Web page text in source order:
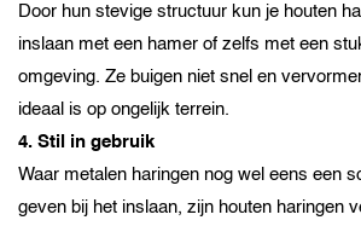
Door hun stevige structuur kun je houten
inslaan met een hamer of zelfs met een
omgeving. Ze buigen niet snel en
ideaal is op ongelijk terrein.
4. Stil in gebruik
Waar metalen haringen nog wel eens een
geven bij het inslaan, zijn houten haringen